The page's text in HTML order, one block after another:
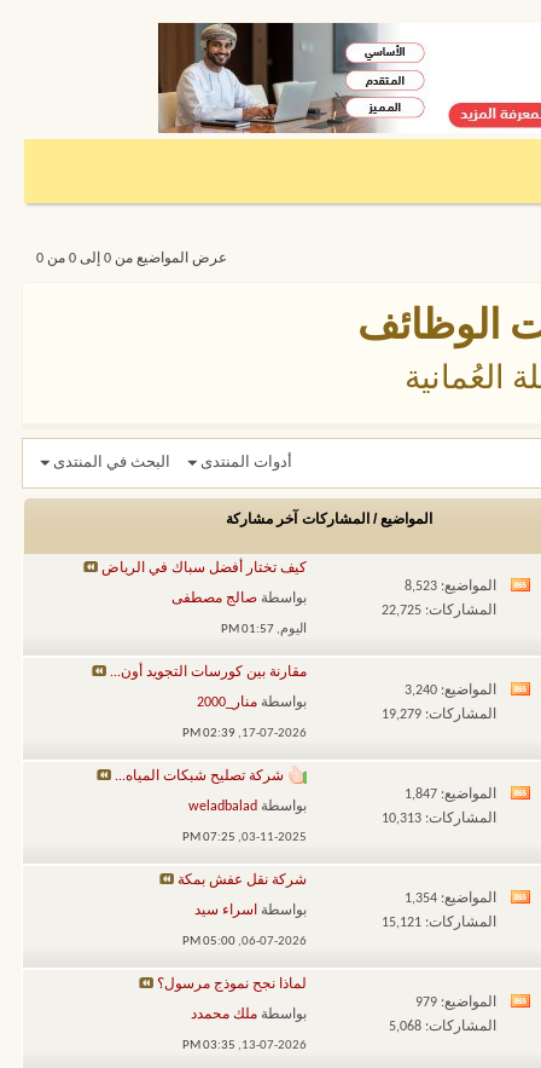
عرض المواضيع من 0 إلى 0 من 0
الوظائف
العُمانية
أدوات المنتدى البحث في المنتدى
المواضيع / المشاركات آخر مشاركة
مشاهدة
هذا
المنتدى
المواضيع: 8,523
المشاركات: 22,725
كيف تختار أفضل سباك في الرياض
بواسطة صالج مصطفى
اليوم, 01:57 PM
مشاهدة
هذا
المنتدى
المواضيع: 3,240
المشاركات: 19,279
مقارنة بين كورسات التجويد أون...
بواسطة منار_2000
17-07-2026,
02:39 PM
مشاهدة
هذا
المنتدى
المواضيع: 1,847
المشاركات: 10,313
شركة تصليح شبكات المياه...
بواسطة weladbalad
03-11-2025,
07:25 PM
مشاهدة
هذا
المنتدى
المواضيع: 1,354
المشاركات: 15,121
شركة نقل عفش بمكة
بواسطة اسراء سيد
06-07-2026,
05:00 PM
مشاهدة
المواضيع: 979
المشاركات: 5,068
لماذا نجح نموذج مرسول؟
بواسطة ملك محمدد
13-07-2026,
03:35 PM